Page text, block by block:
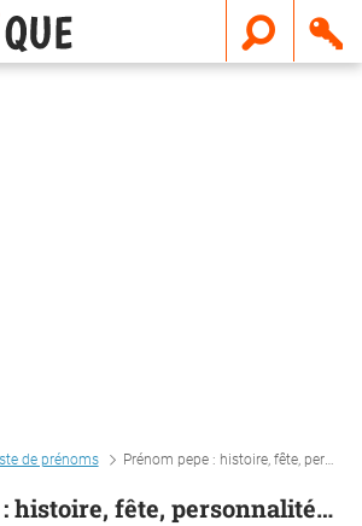
de prénoms Prénom pepe : histoire, fête, personnalité…
histoire, fête, personnalité…